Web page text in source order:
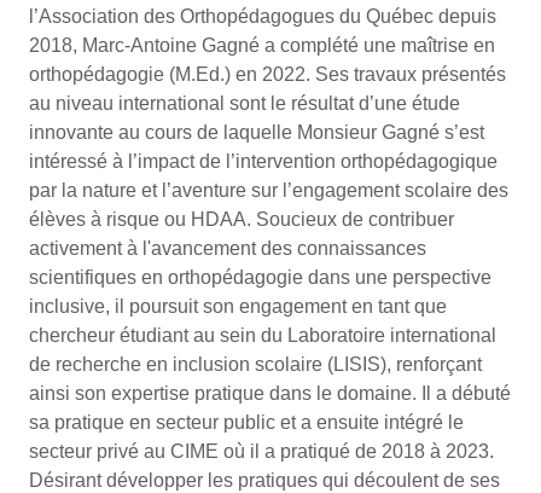
l’Association des Orthopédagogues du Québec depuis
2018, Marc-Antoine Gagné a complété une maîtrise en
orthopédagogie (M.Ed.) en 2022. Ses travaux présentés
au niveau international sont le résultat d’une étude
innovante au cours de laquelle Monsieur Gagné s’est
intéressé à l’impact de l’intervention orthopédagogique
par la nature et l’aventure sur l’engagement scolaire des
élèves à risque ou HDAA. Soucieux de contribuer
activement à l'avancement des connaissances
scientifiques en orthopédagogie dans une perspective
inclusive, il poursuit son engagement en tant que
chercheur étudiant au sein du Laboratoire international
de recherche en inclusion scolaire (LISIS), renforçant
ainsi son expertise pratique dans le domaine. Il a débuté
sa pratique en secteur public et a ensuite intégré le
secteur privé au CIME où il a pratiqué de 2018 à 2023.
Désirant développer les pratiques qui découlent de ses